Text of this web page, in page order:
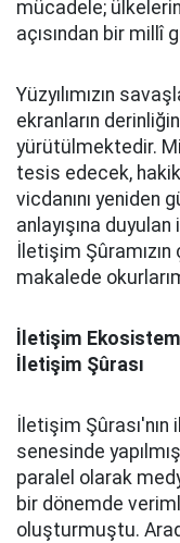
mücadele;
açısından bir millî
Yüzyılımızın
ekranların
yürütülmektedir.
tesis edecek,
vicdanını yeniden
anlayışına
İletişim
makalede
İletişim
İletişim Şûrası
İletişim
senesinde
paralel olarak
bir dönemde
oluşturmuştu.